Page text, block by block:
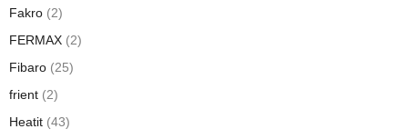
Fakro (2)
FERMAX (2)
Fibaro (25)
frient (2)
Heatit (43)